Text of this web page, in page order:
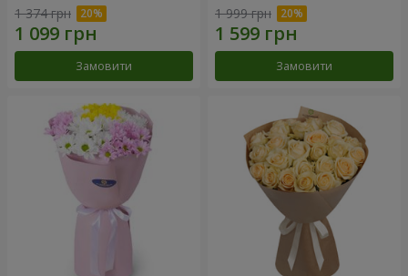
1 374 грн
Замовити
1 999 грн
Замовити